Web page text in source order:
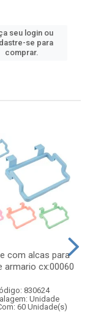
seu login ou
se para
comprar.
com alcas para
armario cx:00060
830624
Unidade
60 Unidade(s)